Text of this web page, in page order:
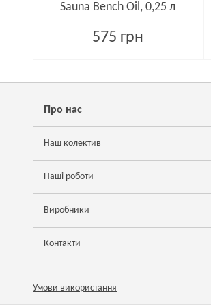
Sauna Bench Oil, 0,25 л
575 грн
Про нас
Наш колектив
Наші роботи
Виробники
Контакти
Умови використання